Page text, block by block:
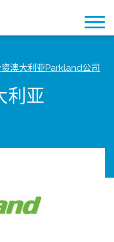
澳大利亚Parkland公司
利亚